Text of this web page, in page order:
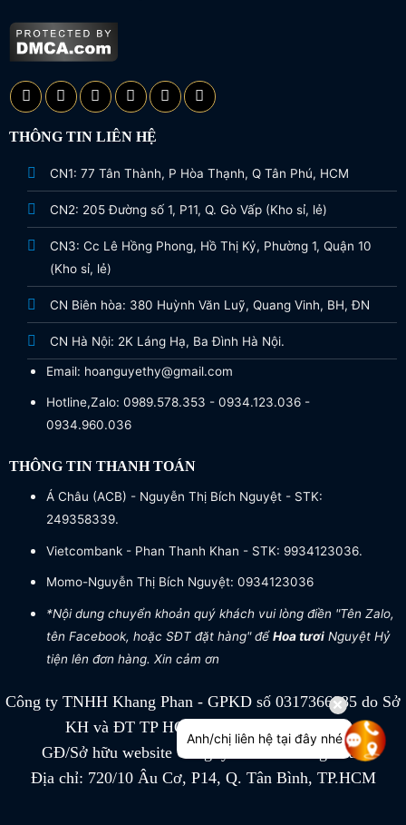
THÔNG TIN LIÊN HỆ
CN1: 77 Tân Thành, P Hòa Thạnh, Q Tân Phú, HCM
CN2: 205 Đường số 1, P11, Q. Gò Vấp (Kho sỉ, lẻ)
CN3: Cc Lê Hồng Phong, Hồ Thị Kỷ, Phường 1, Quận 10
(Kho sỉ, lẻ)
CN Biên hòa: 380 Huỳnh Văn Luỹ, Quang Vinh, BH, ĐN
CN Hà Nội: 2K Láng Hạ, Ba Đình Hà Nội.
Email: hoanguyethy@gmail.com
Hotline,Zalo: 0989.578.353 - 0934.123.036 -
0934.960.036
THÔNG TIN THANH TOÁN
Á Châu (ACB) - Nguyễn Thị Bích Nguyệt - STK:
249358339.
Vietcombank - Phan Thanh Khan - STK: 9934123036.
Momo-Nguyễn Thị Bích Nguyệt: 0934123036
*Nội dung chuyển khoản quý khách vui lòng điền "Tên Zalo,
tên Facebook, hoặc SĐT đặt hàng" đểHoa tươiNguyệt Hỷ
tiện lên đơn hàng. Xin cảm ơn
Công ty TNHH Khang Phan - GPKD số 0317366885 do Sở
KH và ĐT TP HCM cấp ngày 04/07/2022
GĐ/Sở hữu website Công ty TNHH Khang Phan
Địa chỉ: 720/10 Âu Cơ, P14, Q. Tân Bình, TP.HCM
Anh/chị liên hệ tại đây nhé